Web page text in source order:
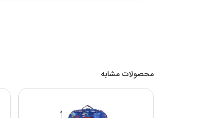
محصولات مشابه